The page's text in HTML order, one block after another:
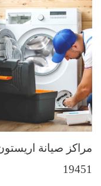
مراكز صيانة
19451